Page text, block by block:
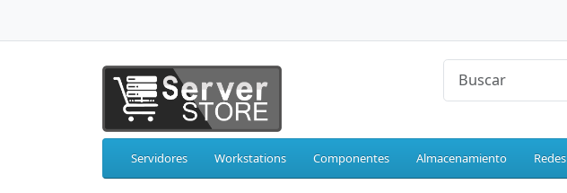
Servidores Workstations Componentes Almacenamiento Redes